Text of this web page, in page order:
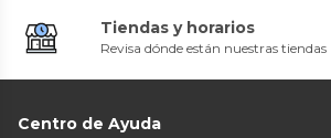
Tiendas y horarios
Revisa dónde están nuestras tiendas
Centro de Ayuda